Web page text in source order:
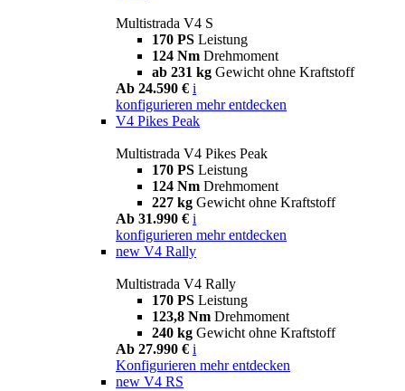
Multistrada V4 S
170 PS Leistung
124 Nm Drehmoment
ab 231 kg Gewicht ohne Kraftstoff
Ab 24.590 € i
konfigurieren mehr entdecken
V4 Pikes Peak
Multistrada V4 Pikes Peak
170 PS Leistung
124 Nm Drehmoment
227 kg Gewicht ohne Kraftstoff
Ab 31.990 € i
konfigurieren mehr entdecken
new V4 Rally
Multistrada V4 Rally
170 PS Leistung
123,8 Nm Drehmoment
240 kg Gewicht ohne Kraftstoff
Ab 27.990 € i
Konfigurieren mehr entdecken
new V4 RS